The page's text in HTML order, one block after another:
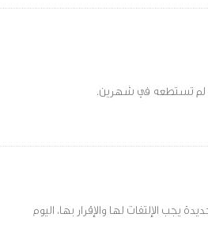
لم تستطعه في شهرين.
يجب الإلتفات لها والإقرار بها، اليوم